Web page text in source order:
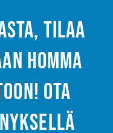
tilaa
homma
Ota